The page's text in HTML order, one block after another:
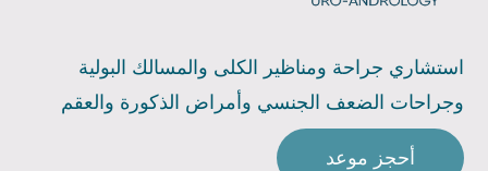
استشاري جراحة ومناظير الكلى والمسالك البولية
وجراحات الضعف الجنسي وأمراض الذكورة والعقم
أحجز موعد